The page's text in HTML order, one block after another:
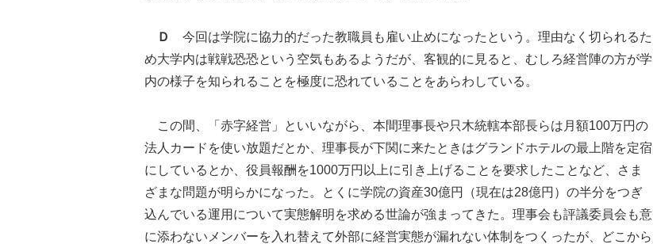
Ｄ
今回は学院に協力的だった教職員も雇い止めになったという。理由なく切られるた
め大学内は戦戦恐恐という空気もあるようだが、客観的に見ると、むしろ経営陣の方が学
内の様子を知られることを極度に恐れていることをあらわしている。
この間、「赤字経営」といいながら、本間理事長や只木統轄本部長らは月額100万円の
法人カードを使い放題だとか、理事長が下関に来たときはグランドホテルの最上階を定宿
にしているとか、役員報酬を1000万円以上に引き上げることを要求したことなど、さま
ざまな問題が明らかになった。とくに学院の資産30億円（現在は28億円）の半分をつぎ
込んでいる運用について実態解明を求める世論が強まってきた。理事会も評議委員会も意
に添わないメンバーを入れ替えて外部に経営実態が漏れない体制をつくったが、どこから